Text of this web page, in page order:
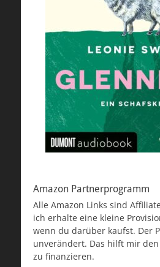
Amazon Partnerprogramm
Alle Amazon Links sind
ich erhalte eine kleine
wenn du darüber kaufst. Der
unverändert. Das hilft mir
zu finanzieren.